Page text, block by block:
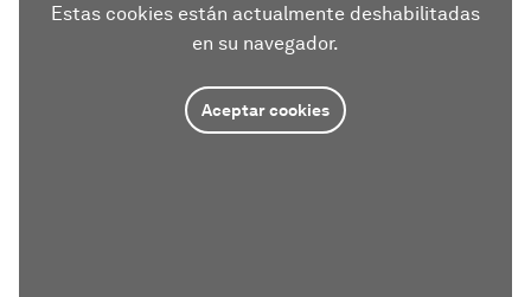
Estas cookies están actualmente deshabilitadas
en su navegador.
Aceptar cookies